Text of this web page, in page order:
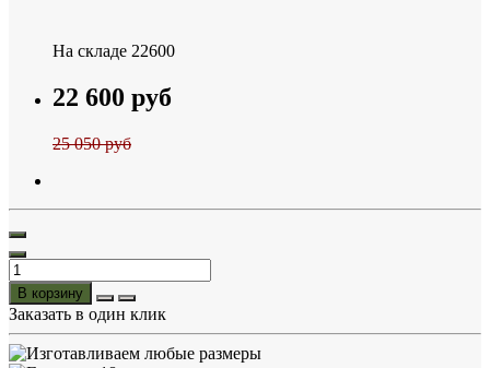
На складе 22600
22 600 руб
25 050 руб
В корзину
Заказать в один клик